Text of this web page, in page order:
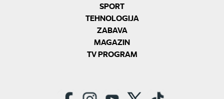
SPORT
TEHNOLOGIJA
ZABAVA
MAGAZIN
TV PROGRAM